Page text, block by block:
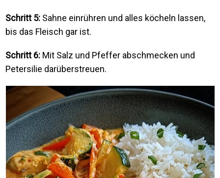
Schritt 5: Sahne einrühren und alles köcheln lassen,
bis das Fleisch gar ist.
Schritt 6: Mit Salz und Pfeffer abschmecken und
Petersilie darüberstreuen.